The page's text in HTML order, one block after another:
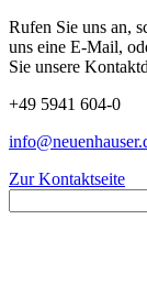
Rufen Sie uns an,
uns eine E-Mail,
Sie unsere
+49 5941 604-0
Zur Kontaktseite